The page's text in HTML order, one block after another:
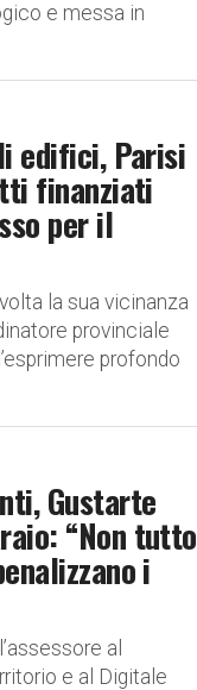
e messa in
edifici, Parisi
finanziati
per il
la sua vicinanza
provinciale
profondo
Gustarte
“Non tutto
i
al
e al Digitale